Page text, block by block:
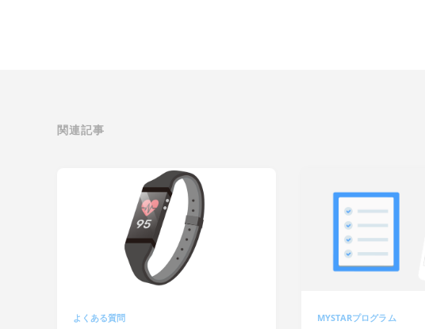
関連記事
よくある質問 MYSTARプログラム